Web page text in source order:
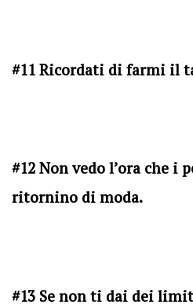
#11 Ricordati di farmi il
#12 Non vedo l’ora che i
ritornino di moda.
#13 Se non ti dai dei